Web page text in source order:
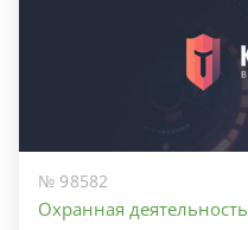
№ 98582
Охранная деятельность